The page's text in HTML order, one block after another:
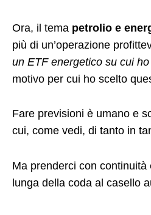
Ora, il tema petrolio e
più di un’operazione
un ETF energetico su cui
motivo per cui ho scelto
Fare previsioni è umano e
cui, come vedi, di tanto in
Ma prenderci con
lunga della coda al casello